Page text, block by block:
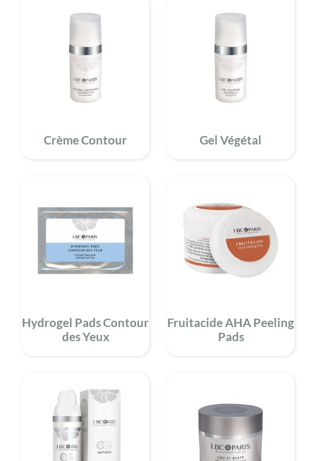
Crème Contour Gel Végétal
Hydrogel Pads Contour
des Yeux
Fruitacide AHA Peeling
Pads